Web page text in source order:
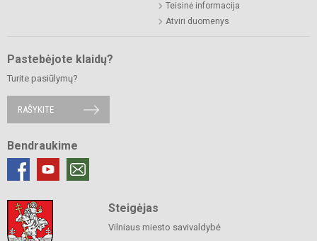
Teisinė informacija
Atviri duomenys
Pastebėjote klaidų?
Turite pasiūlymų?
RAŠYKITE
Bendraukime
Steigėjas
Vilniaus miesto savivaldybė